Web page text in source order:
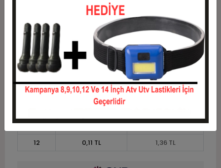
0,30 TL
5
0,24 TL
6
0,21 TL
1,24 TL
7
0,18 TL
1,27 TL
8
1,29 TL
9
0,15 TL
1,31 TL
11
0,12 TL
1,34 TL
12
0,11 TL 1,36 TL